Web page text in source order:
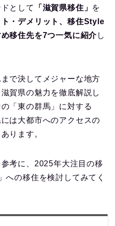
として 「滋賀県移住」 を
・デメリット、移住Style
移住先を7つ一気に紹介し
で決してメジャーな地方
賀県の魅力を徹底解説し
「東の群馬」に対する
は大都市へのアクセスの
ります。
考に、2025年大注目の移
への移住を検討してみてく